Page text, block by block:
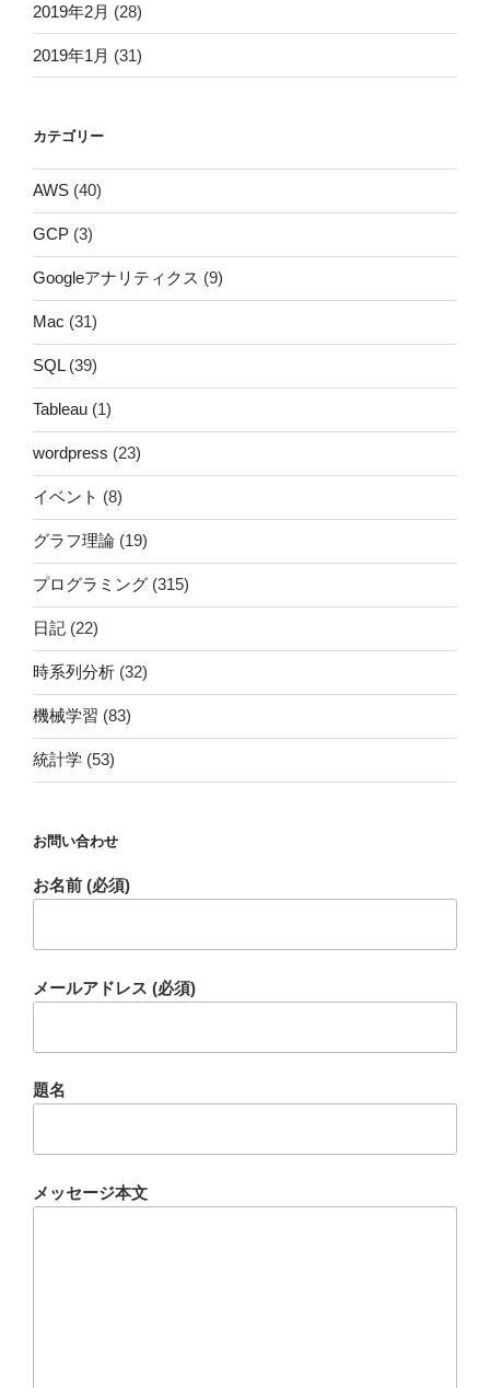
2019年2月 (28)
2019年1月 (31)
カテゴリー
AWS (40)
GCP (3)
Googleアナリティクス (9)
Mac (31)
SQL(39)
Tableau (1)
wordpress (23)
イベント (8)
グラフ理論 (19)
プログラミング (315)
日記 (22)
時系列分析 (32)
機械学習 (83)
統計学 (53)
お問い合わせ
お名前 (必須)
メールアドレス (必須)
題名
メッセージ本文